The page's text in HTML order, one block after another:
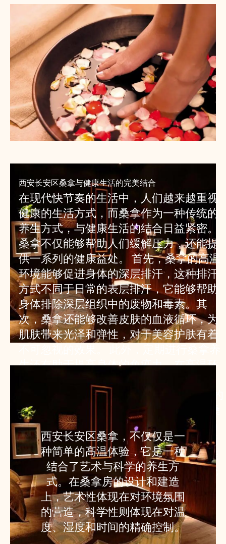
西安长安区桑拿与健康生活的完美结合
在现代快节奏的生活中，人们越来越重视
健康的生活方式，而桑拿作为一种传统的
养生方式，与健康生活的结合日益紧密。
桑拿不仅能够帮助人们缓解压力，还能提
供一系列的健康益处。 首先，桑拿的高温
环境能够促进身体的深层排汗，这种排汗
方式不同于日常的表层排汗，它能够帮助
身体排除深层组织中的废物和毒素。其
次，桑拿还能够改善皮肤的血液循环，为
肌肤带来光泽和弹性，对于美容护肤有着
生还有助于提高身体的免疫力。在高温环
白”的物质，这种物质能够增强免疫系统的
功能，帮助身体抵抗疾病。 为了最大化桑
拿的养生效果，建议在桑拿前后进行适当
的伸展运动，以促进肌肉的放松和血液循
环。同时，桑拿后进行一次冷水淋浴，能
够有效刺激血管，进一步提高心血管系统
的适应能力。
西安长安区桑拿，不仅仅是一
种简单的高温体验，它是一种
结合了艺术与科学的养生方
式。在桑拿房的设计和建造
上，艺术性体现在对环境氛围
的营造，科学性则体现在对温
度、湿度和时间的精确控制。